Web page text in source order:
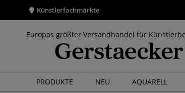
Künstlerfachmärkte
Europas größter Versandhandel für
PRODUKTE NEU AQUARELL